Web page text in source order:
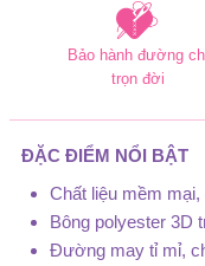
Bảo hành đường
trọn đời
ĐẶC ĐIỂM NỔI BẬT
Chất liệu mềm
Bông polyester 3D
Đường may tỉ mỉ,